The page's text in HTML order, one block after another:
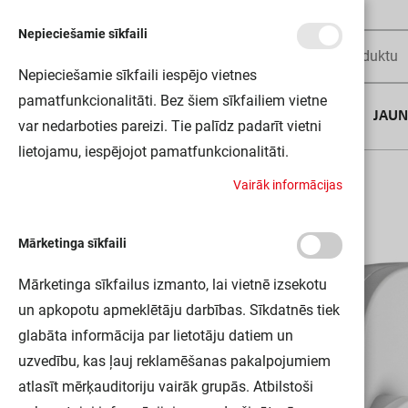
LUNETTA WAVE WT LEDV
Nepieciešamie sīkfaili
Nepieciešamie sīkfaili iespējo vietnes
pamatfunkcionalitāti. Bez šiem sīkfailiem vietne
var nedarboties pareizi. Tie palīdz padarīt vietni
lietojamu, iespējojot pamatfunkcionalitāti.
Vairāk informācijas
Mārketinga sīkfaili
Mārketinga sīkfailus izmanto, lai vietnē izsekotu
un apkopotu apmeklētāju darbības. Sīkdatnēs tiek
glabāta informācija par lietotāju datiem un
uzvedību, kas ļauj reklamēšanas pakalpojumiem
atlasīt mērķauditoriju vairāk grupās. Atbilstoši